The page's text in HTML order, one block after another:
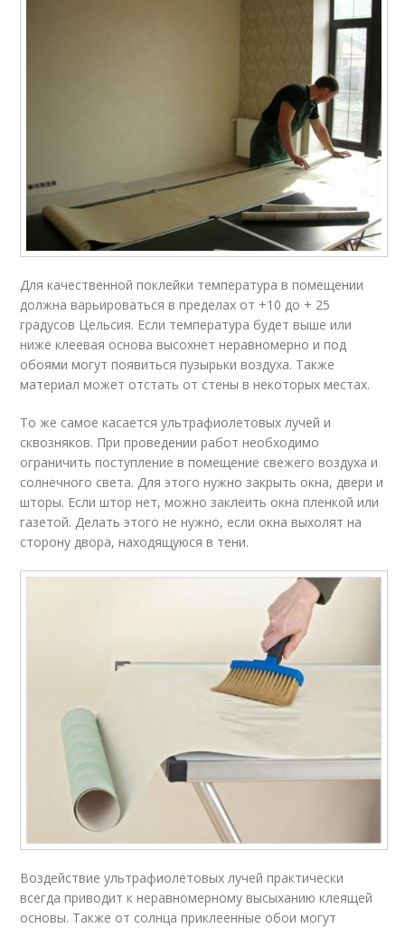
Для качественной поклейки температура в помещении
должна варьироваться в пределах от +10 до + 25
градусов Цельсия. Если температура будет выше или
ниже клеевая основа высохнет неравномерно и под
обоями могут появиться пузырьки воздуха. Также
материал может отстать от стены в некоторых местах.
То же самое касается ультрафиолетовых лучей и
сквозняков. При проведении работ необходимо
ограничить поступление в помещение свежего воздуха и
солнечного света. Для этого нужно закрыть окна, двери и
шторы. Если штор нет, можно заклеить окна пленкой или
газетой. Делать этого не нужно, если окна выхолят на
сторону двора, находящуюся в тени.
Воздействие ультрафиолетовых лучей практически
всегда приводит к неравномерному высыханию клеящей
основы. Также от солнца приклеенные обои могут